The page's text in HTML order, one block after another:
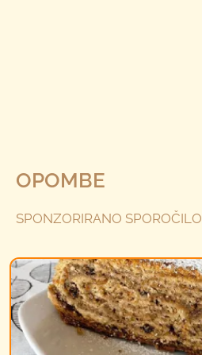
OPOMBE
SPONZORIRANO SPOROČILO